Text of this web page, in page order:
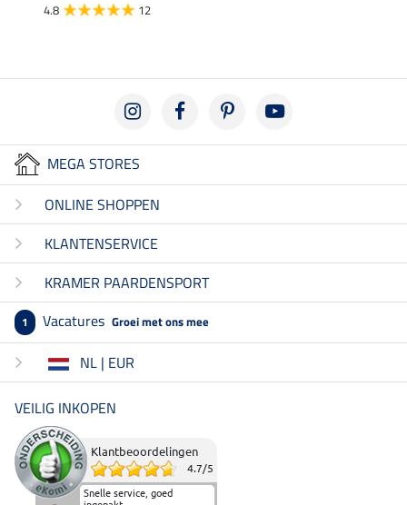
4.8 12
MEGA STORES
ONLINE SHOPPEN
KLANTENSERVICE
KRAMER PAARDENSPORT
1 Vacatures Groei met ons mee
NL | EUR
VEILIG INKOPEN
Klantbeoordelingen
4.7/5
Snelle service, goed